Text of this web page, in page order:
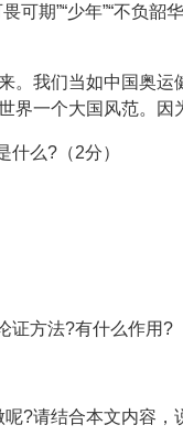
可期”“少年”“不负
我们当如中国奥运
世界一个大国风范
什么?（2分）
方法?有什么作用?
?请结合本文内容，